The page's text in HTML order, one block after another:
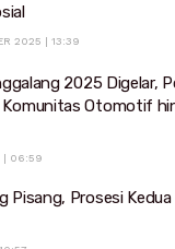
2025 | 13:39
2025 Digelar,
Komunitas Otomotif
| 06:59
Pisang, Prosesi Kedua